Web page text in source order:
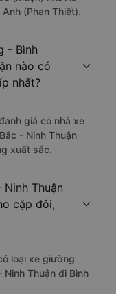
(Phan Thiết).
- Bình
nào có
nhất?
giá có nhà xe
- Ninh Thuận
xuất sắc.
Thuận
cặp đôi,
loại xe giường
Thuận đi Bình